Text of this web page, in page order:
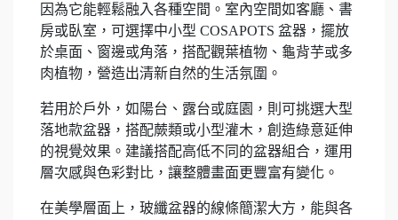
因為它能輕鬆融入各種空間。室內空間如客廳、書
房或臥室，可選擇中小型 COSAPOTS 盆器，擺放
於桌面、窗邊或角落，搭配觀葉植物、龜背芋或多
肉植物，營造出清新自然的生活氛圍。
若用於戶外，如陽台、露台或庭園，則可挑選大型
落地款盆器，搭配蕨類或小型灌木，創造綠意延伸
的視覺效果。建議搭配高低不同的盆器組合，運用
層次感與色彩對比，讓整體畫面更豐富有變化。
在美學層面上，玻纖盆器的線條簡潔大方，能與各